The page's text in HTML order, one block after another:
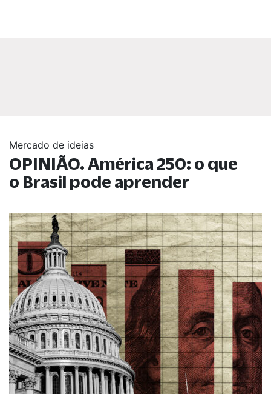
Mercado de ideias
OPINIÃO. América 250: o que
o Brasil pode aprender